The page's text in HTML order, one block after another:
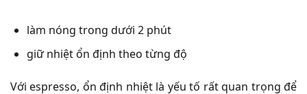
làm nóng trong dưới 2 phút
giữ nhiệt ổn định theo từng độ
Với espresso, ổn định nhiệt là yếu tố rất quan trọng để